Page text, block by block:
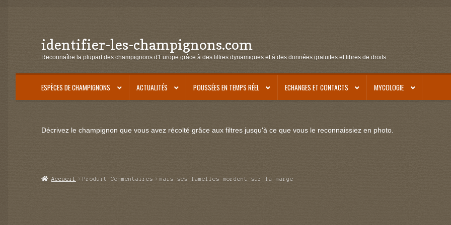
Aller
à
navigation
Aller
au
identifier-les-champignons.com
Reconnaître la plupart des champignons d'Europe grâce à des filtres dynamiques et à des données gratuites et libres de droits
ESPÈCES DE CHAMPIGNONS ACTUALITÉS POUSSÉES EN TEMPS RÉEL ECHANGES ET CONTACTS MYCOLOGIE
Décrivez le champignon que vous avez récolté grâce aux filtres jusqu'à ce que vous le reconnaissiez en photo.
Accueil Produit Commentaires mais ses lamelles mordent sur la marge